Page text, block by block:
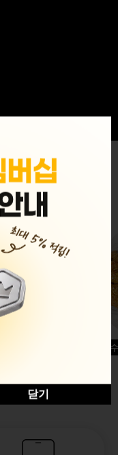
허니옥
닫기